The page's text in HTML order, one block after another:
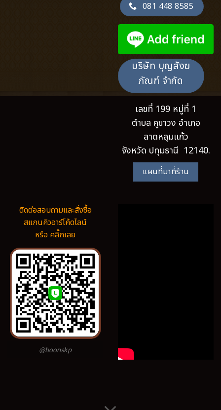
081 448 8585
บริษัท บุญสังฆ
ภัณฑ์ จำกัด
เลขที่ 199 หมู่ที่ 1
ตำบล คูขาวง อำเภอ
ลาดหลุมแก้ว
จังหวัด ปทุมธานี 12140.
แผนที่มาที่ร้าน
ติดต่อสอบถามและสั่งซื้อ
สแกนคิวอาร์โค้ดไลน์
หรือ คลิ๊กเลย
@boonskp